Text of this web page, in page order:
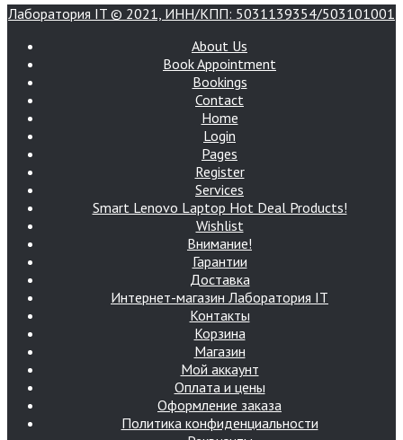
Лаборатория IT © 2021, ИНН/КПП: 5031139354/503101001
About Us
Book Appointment
Bookings
Contact
Home
Login
Pages
Register
Services
Smart Lenovo Laptop Hot Deal Products!
Wishlist
Внимание!
Гарантии
Доставка
Интернет-магазин Лаборатория IT
Контакты
Корзина
Магазин
Мой аккаунт
Оплата и цены
Оформление заказа
Политика конфиденциальности